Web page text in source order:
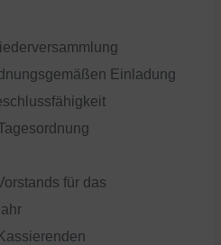
Einladung
für das